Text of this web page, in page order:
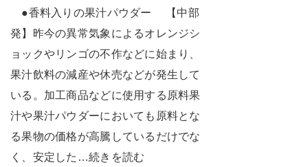
●香料入りの果汁パウダー 【中部
発】昨今の異常気象によるオレンジシ
ョックやリンゴの不作などに始まり、
果汁飲料の減産や休売などが発生して
いる。加工商品などに使用する原料果
汁や果汁パウダーにおいても原料とな
る果物の価格が高騰しているだけでな
く、安定した…続きを読む